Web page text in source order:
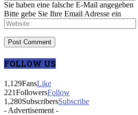
Sie haben eine falsche E-Mail angegeben
Bitte gebe Sie Ihre Email Adresse ein
FOLLOW US
1,129FansLike
221FollowersFollow
1,280SubscribersSubscribe
- Advertisement -